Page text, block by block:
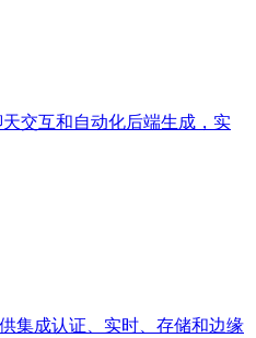
交互和自动化后端生成，实
集成认证、实时、存储和边缘